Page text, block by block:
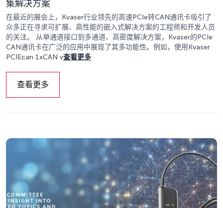
集解决方案
在最近的展会上，Kvaser行业领先的高速PCIe转CAN通讯卡吸引了
众多正在寻求可扩展、高性能的嵌入式解决方案的工程师和开发人员
的关注。 从单通道接口到多通道、高密度解决方案，Kvaser的PCIe
CAN通讯卡在广泛的应用中展现了其多功能性。例如，使用Kvaser
PCIEcan 1xCAN v查看更多
查看更多